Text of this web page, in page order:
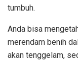
tumbuh.
Anda bisa
merendam benih
akan tenggelam,